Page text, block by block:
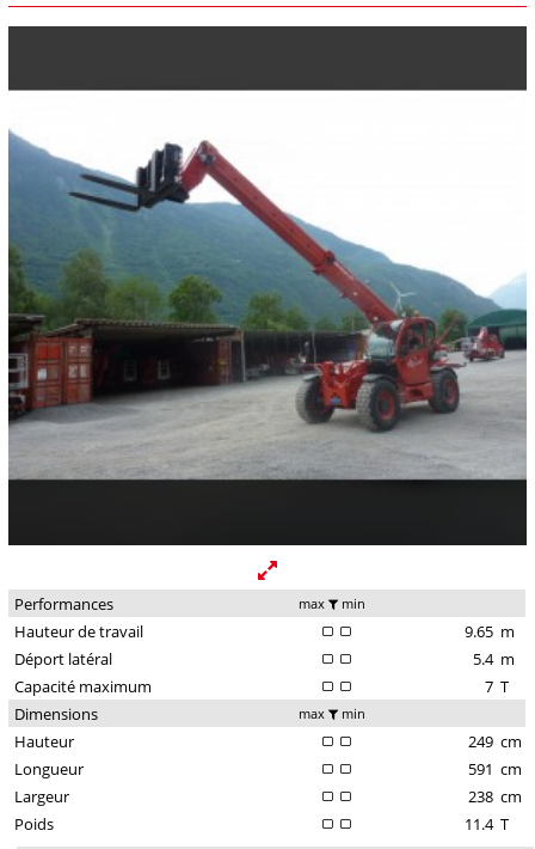
Performances max min
Hauteur de travail 9.65 m
Déport latéral
5.4 m
Capacité maximum
7 T
Dimensions
max min
Hauteur 249 cm
Longueur
591 cm
Largeur
238 cm
Poids
11.4 T